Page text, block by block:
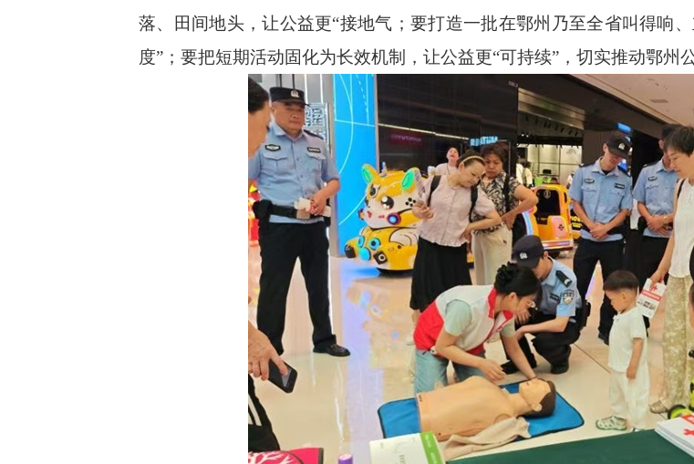
落、田间地头，让公益更“接地气；要打造一批在鄂州乃至全省叫得响
度”；要把短期活动固化为长效机制，让公益更“可持续”，切实推动鄂州